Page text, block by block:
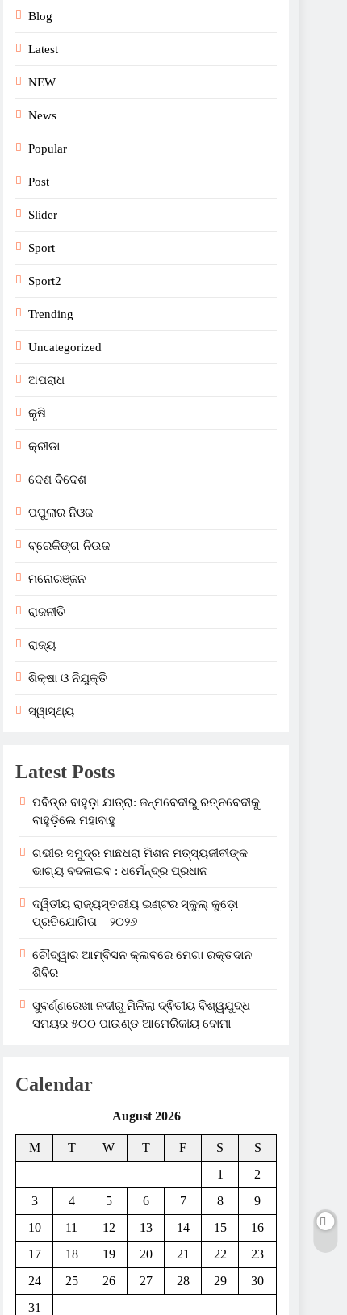
Blog
Latest
NEW
News
Popular
Post
Slider
Sport
Sport2
Trending
Uncategorized
ଅପରାଧ
କୃଷି
କ୍ରୀଡା
ଦେଶ ବିଦେଶ
ପପୁଲାର ନିଓଜ
ବ୍ରେକିଙ୍ଗ ନିଉଜ
ମନୋରଞ୍ଜନ
ରାଜନୀତି
ରାଜ୍ୟ
ଶିକ୍ଷା ଓ ନିଯୁକ୍ତି
ସ୍ୱାସ୍ଥ୍ୟ
Latest Posts
ପବିତ୍ର ବାହୁଡ଼ା ଯାତ୍ରା: ଜନ୍ମବେଦୀରୁ ରତ୍ନବେଦୀକୁ
ବାହୁଡ଼ିଲେ ମହାବାହୁ
ଗଭୀର ସମୁଦ୍ର ମାଛଧରା ମିଶନ ମତ୍ସ୍ୟଜୀବୀଙ୍କ
ଭାଗ୍ୟ ବଦଳାଇବ : ଧର୍ମେନ୍ଦ୍ର ପ୍ରଧାନ
ଦ୍ୱିତୀୟ ରାଜ୍ୟସ୍ତରୀୟ ଇଣ୍ଟର ସ୍କୁଲ୍ କୁଡ଼ୋ
ପ୍ରତିଯୋଗିତା – ୨୦୨୬
ଚୌଦ୍ୱାର ଆମ୍ବିସନ କ୍ଲବରେ ମେଗା ରକ୍ତଦାନ
ଶିବିର
ସୁବର୍ଣ୍ଣରେଖା ନଦୀରୁ ମିଳିଲା ଦ୍ଵିତୀୟ ବିଶ୍ୱଯୁଦ୍ଧ
ସମୟର ୫୦୦ ପାଉଣ୍ଡ ଆମେରିକୀୟ ବୋମା
Calendar
August 2026
M T W T F S
S
1
2
3
4 5 6 7 8
9
10
11 12 13 14 15
16
17
18 19 20 21 22
23
24
25 26 27 28 29
30
31